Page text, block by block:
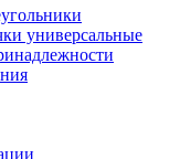
универсальные